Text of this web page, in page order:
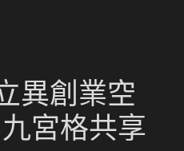
異創業空
宮格共享